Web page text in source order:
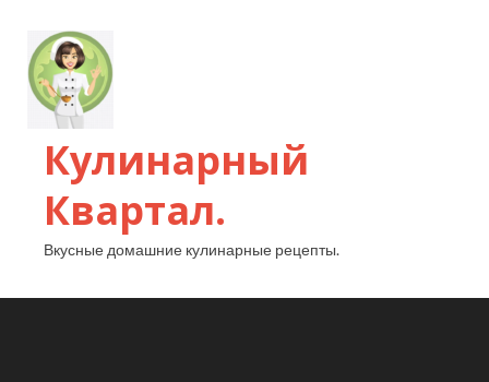
Кулинарный
Квартал.
Вкусные домашние кулинарные рецепты.